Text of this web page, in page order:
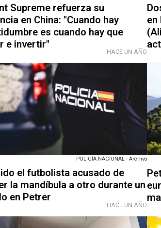
Supreme refuerza su
en China: "Cuando hay
es cuando hay que
e invertir"
HACE UN AÑO
POLICÍA NACIONAL - Archivo
el futbolista acusado de
la mandíbula a otro durante un
en Petrer
HACE UN AÑO